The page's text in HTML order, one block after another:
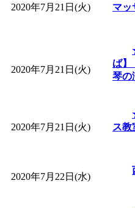
2020年7月21日(火)
マッ
2020年7月21日(火)
ば
琴の
2020年7月21日(火)
ス教
2020年7月22日(水)